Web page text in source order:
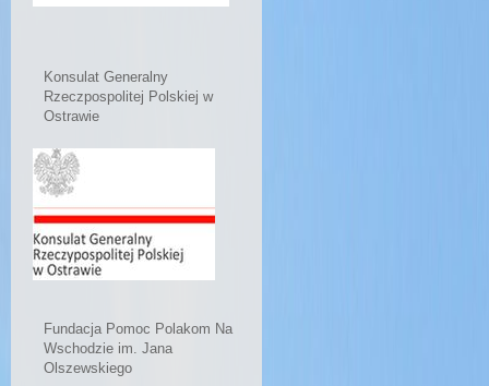
Konsulat Generalny
Rzeczpospolitej Polskiej w
Ostrawie
Fundacja Pomoc Polakom Na
Wschodzie im. Jana
Olszewskiego